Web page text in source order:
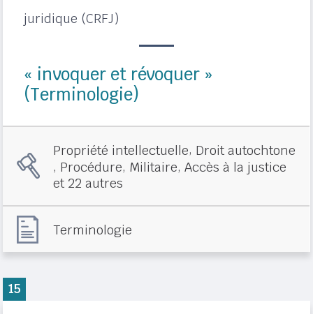
juridique (CRFJ)
« invoquer et révoquer »
(Terminologie)
Propriété intellectuelle, Droit autochtone
, Procédure, Militaire, Accès à la justice
et 22 autres
Terminologie
15